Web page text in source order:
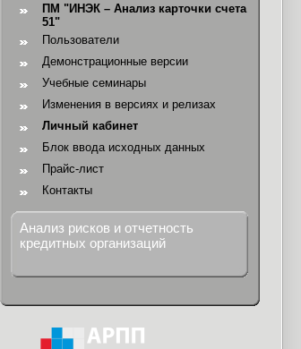
ПМ "ИНЭК – Анализ карточки счета
51"
Пользователи
Демонстрационные версии
Учебные семинары
Изменения в версиях и релизах
Личный кабинет
Блок ввода исходных данных
Прайс-лист
Контакты
Анализ рисков и отчетность
кредитных организаций